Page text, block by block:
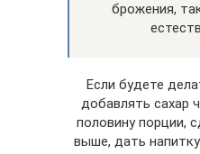
брожения,
Если будете
добавлять сахар
половину порции,
выше, дать